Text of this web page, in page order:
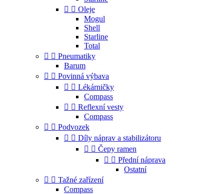
  Oleje
Mogul
Shell
Starline
Total
  Pneumatiky
Barum
  Povinná výbava
  Lékárničky
Compass
  Reflexní vesty
Compass
  Podvozek
  Díly náprav a stabilizátoru
  Čepy ramen
  Přední náprava
Ostatní
  Tažné zařízení
Compass